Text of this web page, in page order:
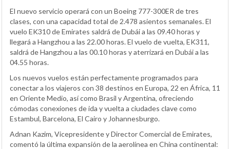
El nuevo servicio operará con un Boeing 777-300ER de tres
clases, con una capacidad total de 2.478 asientos semanales. El
vuelo EK310 de Emirates saldrá de Dubái a las 09.40 horas y
llegará a Hangzhou a las 22.00 horas. El vuelo de vuelta, EK311,
saldrá de Hangzhou a las 00.10 horas y aterrizará en Dubái a las
04.55 horas.
Los nuevos vuelos están perfectamente programados para
conectar a los viajeros con 38 destinos en Europa, 22 en África, 11
en Oriente Medio, así como Brasil y Argentina, ofreciendo
cómodas conexiones de ida y vuelta a ciudades clave como
Estambul, Barcelona, El Cairo y Johannesburgo.
Adnan Kazim, Vicepresidente y Director Comercial de Emirates,
comentó la última expansión de la aerolínea en China continental: